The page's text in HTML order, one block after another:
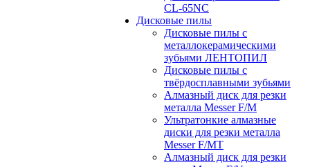
CL-65NC
Дисковые пилы
Дисковые пилы с
металлокерамическими
зубьями ЛЕНТОПИЛ
Дисковые пилы с
твёрдосплавными зубьями
Алмазный диск для резки
металла Messer F/M
Ультратонкие алмазные
диски для резки металла
Messer F/MT
Алмазный диск для резки